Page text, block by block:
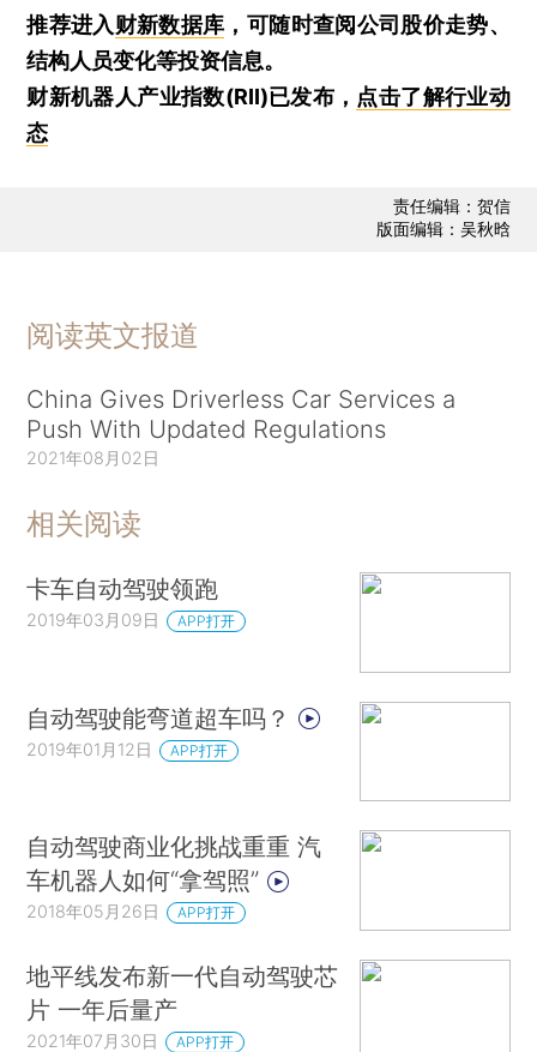
推荐进入财新数据库 ，可随时查阅公司股价走势、
结构人员变化等投资信息。
财新机器人产业指数(RII)已发布， 点击了解行业动
态
责任编辑：贺信
版面编辑：吴秋晗
阅读英文报道
China Gives Driverless Car Services a
Push With Updated Regulations
2021年08月02日
相关阅读
卡车自动驾驶领跑
2019年03月09日 APP打开
自动驾驶能弯道超车吗？
2019年01月12日 APP打开
自动驾驶商业化挑战重重 汽
车机器人如何“拿驾照”
2018年05月26日 APP打开
地平线发布新一代自动驾驶芯
片 一年后量产
2021年07月30日 APP打开